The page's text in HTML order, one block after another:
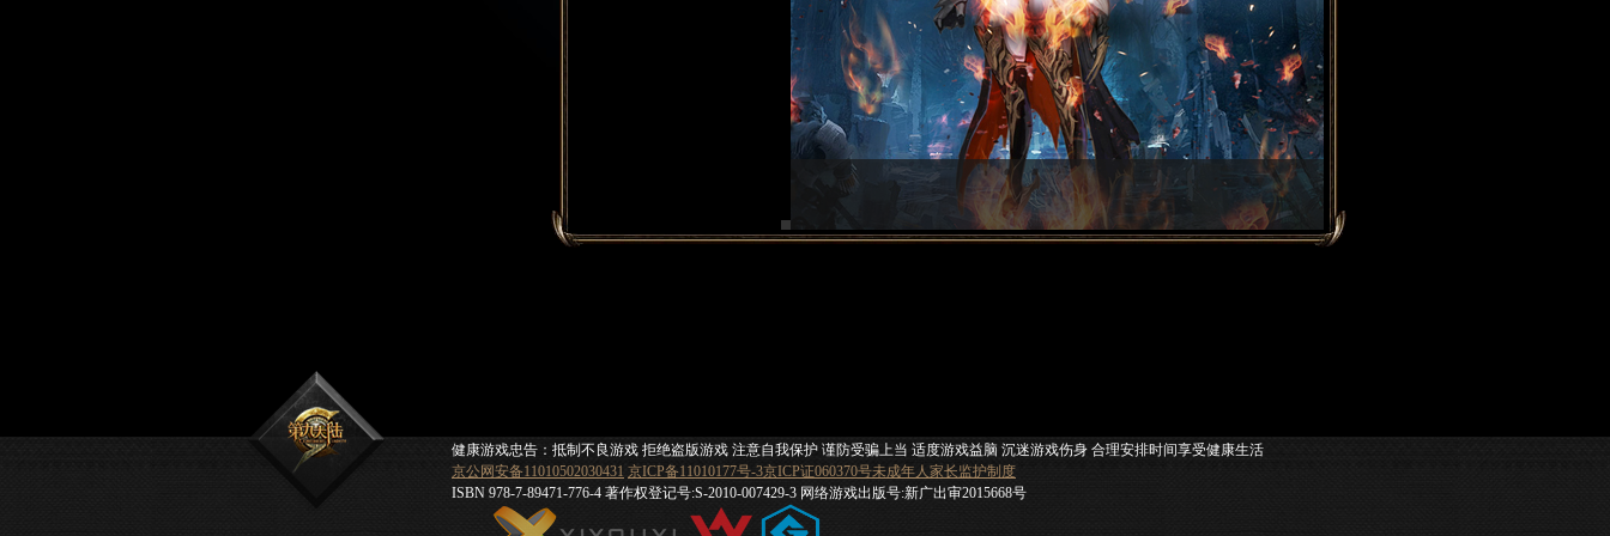
健康游戏忠告：抵制不良游戏 拒绝盗版游戏 注意自我保护 谨防受骗上当 适度游戏益脑 沉迷游戏伤身 合理安排时间享受健康生活
京公网安备11010502030431 京ICP备11010177号-3京ICP证060370号未成年人家长监护制度
ISBN 978-7-89471-776-4 著作权登记号:S-2010-007429-3 网络游戏出版号:新广出审2015668号